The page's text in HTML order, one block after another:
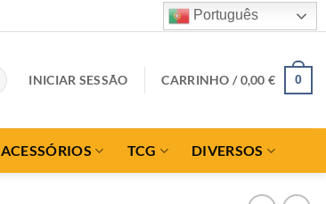
Português
INICIAR SESSÃO CARRINHO /0,00€ 0
ACESSÓRIOS TCG DIVERSOS